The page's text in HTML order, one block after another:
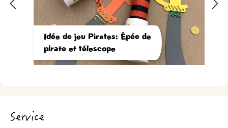
Idée de jeu Pirates: Épée de
pirate et télescope
Service